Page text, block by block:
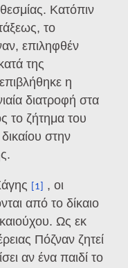
Κατόπιν
το
επιληφθέν
της
η
διατροφή στα
το ζήτημα του
στην
[1]
, οι
από το δίκαιο
Ως εκ
Πόζναν ζητεί
αν ένα παιδί το